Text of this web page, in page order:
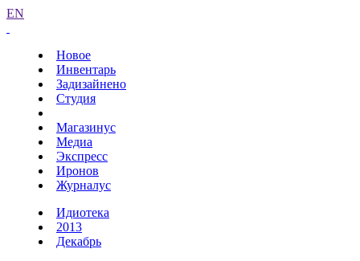
EN
Новое
Инвентарь
Задизайнено
Студия
Магазинус
Медиа
Экспресс
Иронов
Журналус
Идиотека
2013
Декабрь